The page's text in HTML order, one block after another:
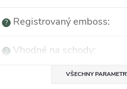
? Registrovaný emboss:
? Vhodné na schody:
VŠECHNY